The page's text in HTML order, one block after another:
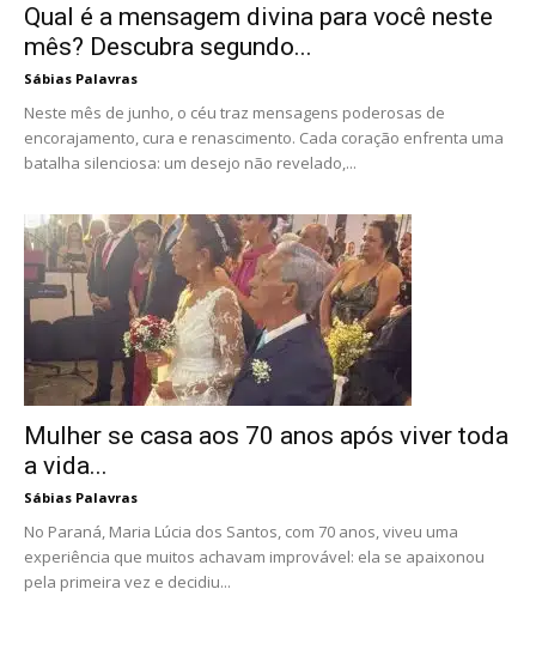
Qual é a mensagem divina para você neste
mês? Descubra segundo...
Sábias Palavras
Neste mês de junho, o céu traz mensagens poderosas de
encorajamento, cura e renascimento. Cada coração enfrenta uma
batalha silenciosa: um desejo não revelado,...
Mulher se casa aos 70 anos após viver toda
a vida...
Sábias Palavras
No Paraná, Maria Lúcia dos Santos, com 70 anos, viveu uma
experiência que muitos achavam improvável: ela se apaixonou
pela primeira vez e decidiu...